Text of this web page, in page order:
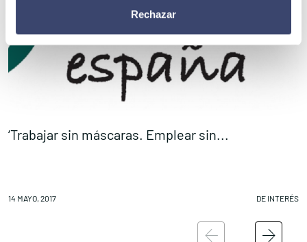
Rechazar
‘Trabajar sin máscaras. Emplear sin...
14 MAYO, 2017 DE INTERÉS